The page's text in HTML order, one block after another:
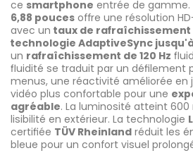
ce smartphone entrée de gamme.
6,88 pouces offre une résolution
avec un taux de rafraîchissement
technologie AdaptiveSync jusqu'à
un rafraîchissement de 120 Hz
fluidité se traduit par un défilement
menus, une réactivité améliorée en
vidéo plus confortable pour une
agréable. La luminosité atteint
lisibilité en extérieur. La technologie
certifiée TÜV Rheinland réduit les
bleue pour un confort visuel